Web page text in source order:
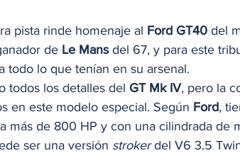
pista rinde homenaje al Ford GT40 del
de Le Mans del 67, y para este
todo lo que tenían en su arsenal.
todos los detalles del GT Mk IV, pero la
en este modelo especial. Según Ford,
más de 800 HP y con una cilindrada de
ser una versión stroker del V6 3.5